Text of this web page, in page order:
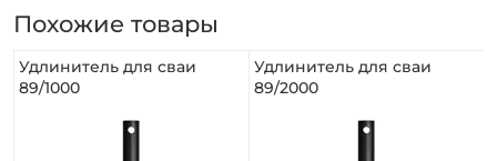
Похожие товары
Удлинитель для сваи
89/1000
Удлинитель для сваи
89/2000